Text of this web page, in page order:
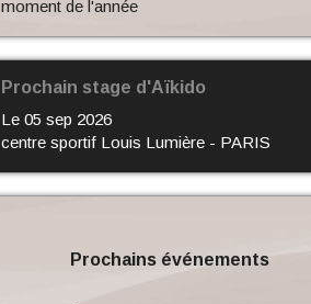
moment de l'année
Prochain stage d'Aïkido
Le05 sep 2026
centre sportif Louis Lumière - PARIS
Prochains événements